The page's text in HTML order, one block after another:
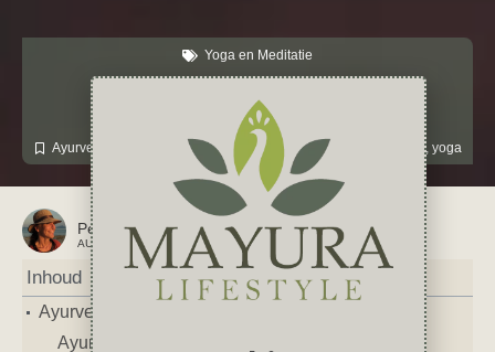
Yoga en Meditatie
januari 4, 2026
Ayurveda
Gezondheid, India Inspiratie meditatie spiritualiteit, yoga
Petra
AUTEUR VAN DIT ARTIKEL
Inhoud
Ayurveda: balans in je leven
Ayurveda: een eeuwenoude weg naar balans,